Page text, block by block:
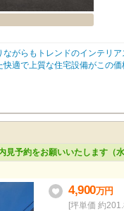
がらもトレンドのインテリ
適で上質な住宅設備がこの
quality～■次世代の基準に
績を誇る弊社だからご提案
大保証（地盤保証・住宅瑕疵
備だから洗車もBBQも可能
見予約をお願いいたします（
4,900万円
[坪単価 約